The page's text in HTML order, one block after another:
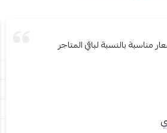
مناسبة بالنسبة لباقي المتاجر